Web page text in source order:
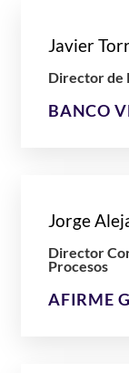
Javier
Director de
BANCO
Jorge
Director
Procesos
AFIRME